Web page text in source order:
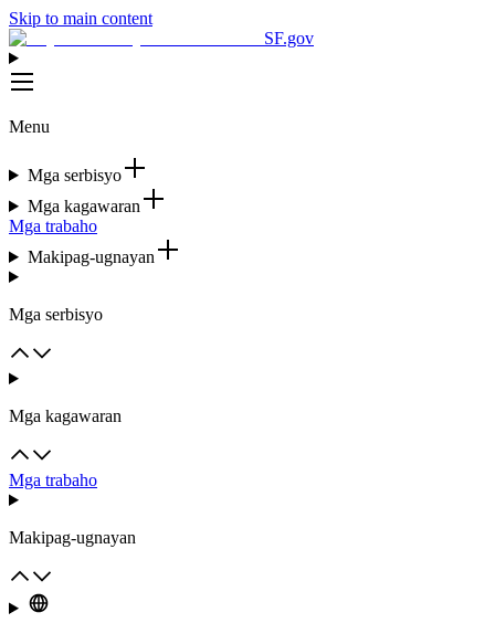
Skip to main content
SF.gov
Menu
Mga serbisyo
Mga kagawaran
Mga trabaho
Makipag-ugnayan
Mga serbisyo
Mga kagawaran
Mga trabaho
Makipag-ugnayan